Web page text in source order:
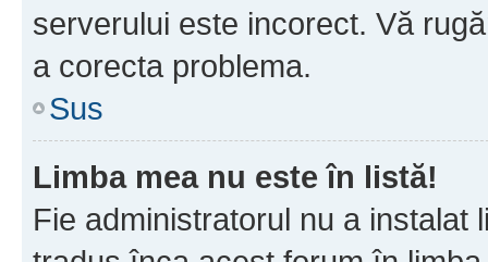
serverului este incorect. Vă
a corecta problema.
Sus
Limba mea nu este în listă!
Fie administratorul nu a instalat